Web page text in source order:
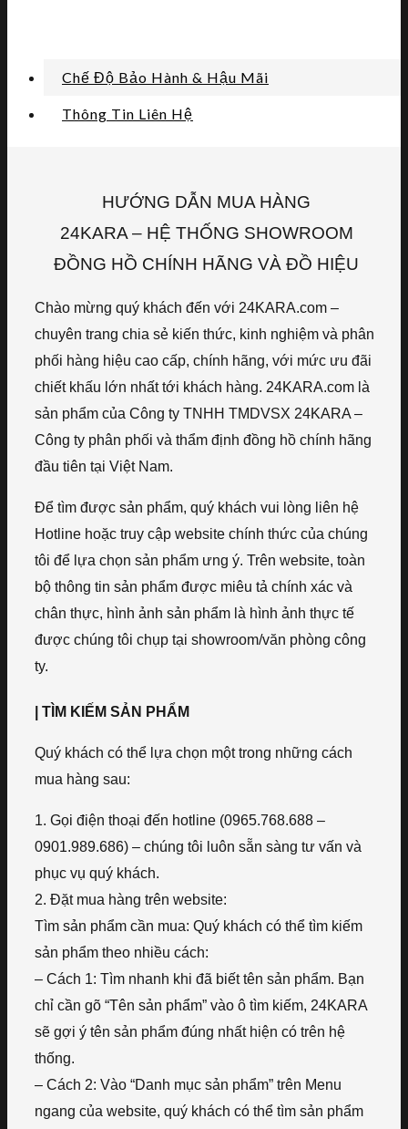
Chế Độ Bảo Hành & Hậu Mãi
Thông Tin Liên Hệ
HƯỚNG DẪN MUA HÀNG
24KARA – HỆ THỐNG SHOWROOM
ĐỒNG HỒ CHÍNH HÃNG VÀ ĐỒ HIỆU
Chào mừng quý khách đến với 24KARA.com –
chuyên trang chia sẻ kiến thức, kinh nghiệm và phân
phối hàng hiệu cao cấp, chính hãng, với mức ưu đãi
chiết khấu lớn nhất tới khách hàng. 24KARA.com là
sản phẩm của Công ty TNHH TMDVSX 24KARA –
Công ty phân phối và thẩm định đồng hồ chính hãng
đầu tiên tại Việt Nam.
Để tìm được sản phẩm, quý khách vui lòng liên hệ
Hotline hoặc truy cập website chính thức của chúng
tôi để lựa chọn sản phẩm ưng ý. Trên website, toàn
bộ thông tin sản phẩm được miêu tả chính xác và
chân thực, hình ảnh sản phẩm là hình ảnh thực tế
được chúng tôi chụp tại showroom/văn phòng công
ty.
| TÌM KIẾM SẢN PHẨM
Quý khách có thể lựa chọn một trong những cách
mua hàng sau:
1. Gọi điện thoại đến hotline (0965.768.688 –
0901.989.686) – chúng tôi luôn sẵn sàng tư vấn và
phục vụ quý khách.
2. Đặt mua hàng trên website:
Tìm sản phẩm cần mua: Quý khách có thể tìm kiếm
sản phẩm theo nhiều cách:
– Cách 1: Tìm nhanh khi đã biết tên sản phẩm. Bạn
chỉ cần gõ “Tên sản phẩm” vào ô tìm kiếm, 24KARA
sẽ gợi ý tên sản phẩm đúng nhất hiện có trên hệ
thống.
– Cách 2: Vào “Danh mục sản phẩm” trên Menu
ngang của website, quý khách có thể tìm sản phẩm